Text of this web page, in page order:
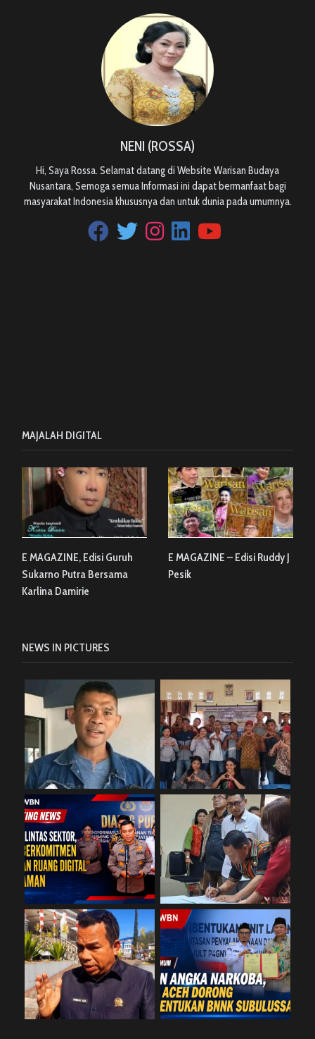
NENI (ROSSA)
Hi, Saya Rossa. Selamat datang di Website Warisan Budaya
Nusantara, Semoga semua Informasi ini dapat bermanfaat bagi
masyarakat Indonesia khususnya dan untuk dunia pada umumnya.
MAJALAH DIGITAL
E MAGAZINE, Edisi Guruh
Sukarno Putra Bersama
Karlina Damirie
E MAGAZINE – Edisi Ruddy J
Pesik
NEWS IN PICTURES